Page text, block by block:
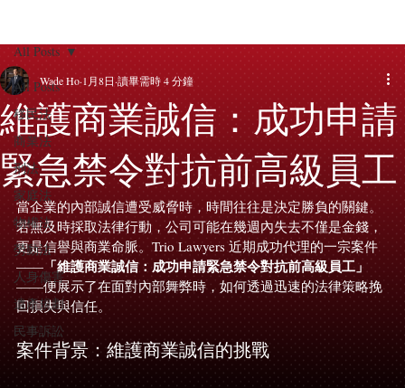
All Posts
移民法
商業法
刑法
家庭法
物權法
勞動法
人身傷害
遺產規劃
民事訴訟
All Posts
維護商業誠信：成功申請
緊急禁令對抗前高級員工
Wade Ho 1月8日 讀畢需時 4 分鐘
當企業的內部誠信遭受威脅時，時間往往是決定勝負的關鍵。
若無及時採取法律行動，公司可能在幾週內失去不僅是金錢，
更是信譽與商業命脈。Trio Lawyers 近期成功代理的一宗案件
——「維護商業誠信：成功申請緊急禁令對抗前高級員工」
——便展示了在面對內部舞弊時，如何透過迅速的法律策略挽
回損失與信任。
案件背景：維護商業誠信的挑戰